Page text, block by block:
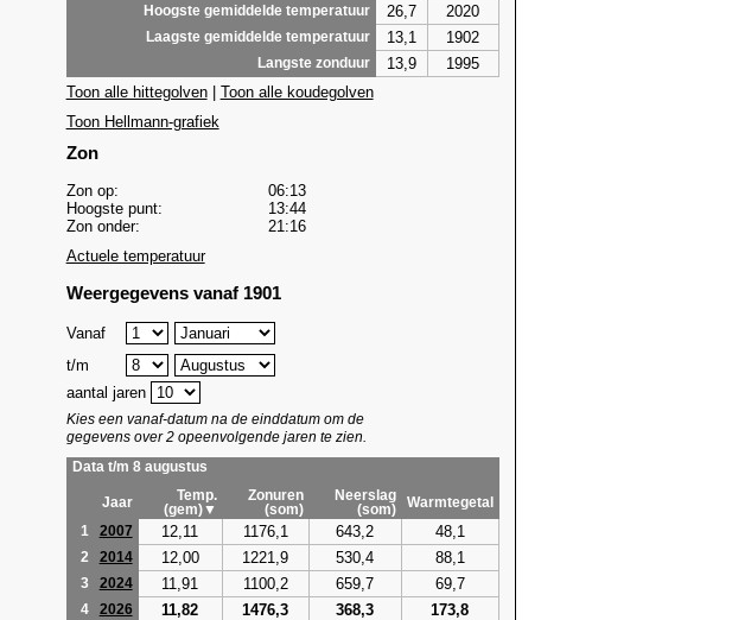
Hoogste gemiddelde temperatuur 26,7 2020
Laagste gemiddelde temperatuur 13,1 1902
Langste zonduur 13,9
1995
Toon alle hittegolven| Toon alle koudegolven
Toon Hellmann-grafiek
Zon
Zon op:
06:13
Hoogste punt:
13:44
Zon onder:
21:16
Actuele temperatuur
Weergegevens vanaf 1901
Vanaf
t/m
aantal jaren
Kies een vanaf-datum na de einddatum om de
gegevens over 2 opeenvolgende jaren te zien.
Data t/m 8 augustus
Jaar
Temp.
(gem)▼
Zonuren
(som)
Neerslag
(som)
Warmtegetal
1
2007 12,11 1176,1 643,2 48,1
2 2014 12,00 1221,9 530,4 88,1
3 2024 11,91 1100,2 659,7 69,7
4 2026 11,82 1476,3 368,3 173,8